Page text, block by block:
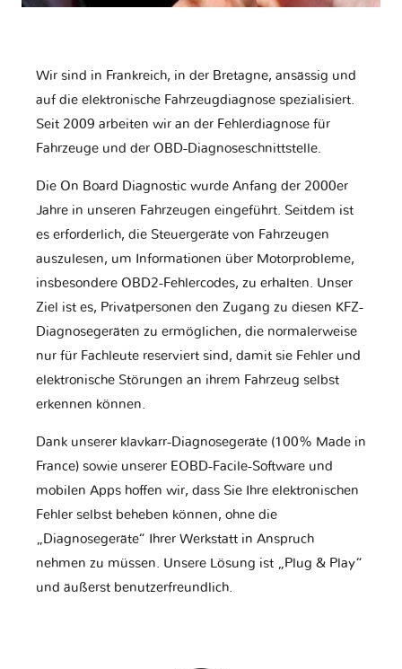
Wir sind in Frankreich, in der Bretagne, ansässig und
auf die elektronische Fahrzeugdiagnose spezialisiert.
Seit 2009 arbeiten wir an der Fehlerdiagnose für
Fahrzeuge und der OBD-Diagnoseschnittstelle.
Die On Board Diagnostic wurde Anfang der 2000er
Jahre in unseren Fahrzeugen eingeführt. Seitdem ist
es erforderlich, die Steuergeräte von Fahrzeugen
auszulesen, um Informationen über Motorprobleme,
insbesondere OBD2-Fehlercodes, zu erhalten. Unser
Ziel ist es, Privatpersonen den Zugang zu diesen KFZ-
Diagnosegeräten zu ermöglichen, die normalerweise
nur für Fachleute reserviert sind, damit sie Fehler und
elektronische Störungen an ihrem Fahrzeug selbst
erkennen können.
Dank unserer klavkarr-Diagnosegeräte (100% Made in
France) sowie unserer EOBD-Facile-Software und
mobilen Apps hoffen wir, dass Sie Ihre elektronischen
Fehler selbst beheben können, ohne die
„Diagnosegeräte“ Ihrer Werkstatt in Anspruch
nehmen zu müssen. Unsere Lösung ist „Plug & Play“
und äußerst benutzerfreundlich.